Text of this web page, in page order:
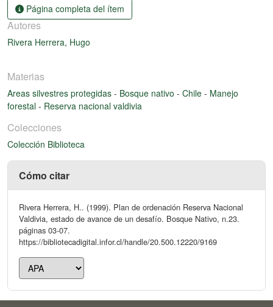
Página completa del ítem
Autores
Rivera Herrera, Hugo
Materias
Areas silvestres protegidas - Bosque nativo - Chile - Manejo
forestal - Reserva nacional valdivia
Colecciones
Colección Biblioteca
Cómo citar
Rivera Herrera, H.. (1999). Plan de ordenación Reserva Nacional
Valdivia, estado de avance de un desafío. Bosque Nativo, n.23.
páginas 03-07.
https://bibliotecadigital.infor.cl/handle/20.500.12220/9169